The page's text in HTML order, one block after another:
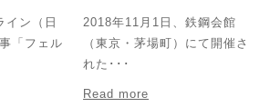
イン（日
「フェル
2018年11月1日、鉄鋼会館
（東京・茅場町）にて開催さ
れた･･･
Read more